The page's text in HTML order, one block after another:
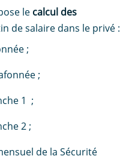
le calcul des
de salaire dans le privé :
;
;
1 ;
2 ;
de la Sécurité